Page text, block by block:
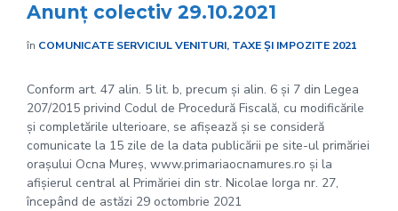
Anunț colectiv 29.10.2021
în COMUNICATE SERVICIUL VENITURI, TAXE ȘI IMPOZITE 2021
Conform art. 47 alin. 5 lit. b, precum și alin. 6 și 7 din Legea
207/2015 privind Codul de Procedură Fiscală, cu modificările
și completările ulterioare, se afișează și se consideră
comunicate la 15 zile de la data publicării pe site-ul primăriei
orașului Ocna Mureș, www.primariaocnamures.ro și la
afișierul central al Primăriei din str. Nicolae Iorga nr. 27,
începând de astăzi 29 octombrie 2021